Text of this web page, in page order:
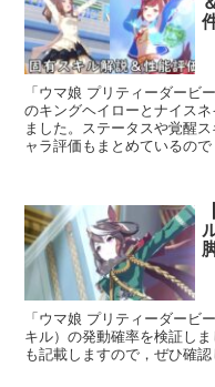
「ウマ娘 プリティーダービ
のキングヘイローとナイス
ました。ステータスや覚醒
ャラ評価もまとめているので
「ウマ娘 プリティーダービ
キル）の発動確率を検証し
も記載しますので，ぜひ確